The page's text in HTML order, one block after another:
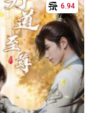
6.94